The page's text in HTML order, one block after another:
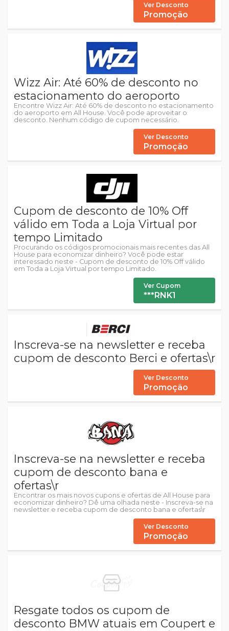
Ver Desconto
Promoção
Wizz Air: Até 60% de desconto no
estacionamento do aeroporto
Encontre Wizz Air: Até 60% de desconto no estacionamento
do aeroporto em All House. Você pode aproveitar o
desconto. Nenhum código de cupom necessário.
Ver Desconto
Promoção
Cupom de desconto de 10% Off
válido em Toda a Loja Virtual por
tempo Limitado
Procurando os códigos promocionais mais recentes das All
House para economizar dinheiro? Você pode estar
interessado neste - Cupom de desconto de 10% Off válido
em Toda a Loja Virtual por tempo Limitado.
Ver Cupom
***RNK1
Inscreva-se na newsletter e receba
cupom de desconto Berci e ofertas\r
Ver Desconto
Promoção
Inscreva-se na newsletter e receba
cupom de desconto bana e
ofertas\r
Encontrar os mais novos cupons e ofertas de All House para
economizar dinheiro? Dê uma olhada neste - Inscreva-se na
newsletter e receba cupom de desconto bana e ofertas\r
Ver Desconto
Promoção
Resgate todos os cupom de
desconto BMW atuais em Coupert e